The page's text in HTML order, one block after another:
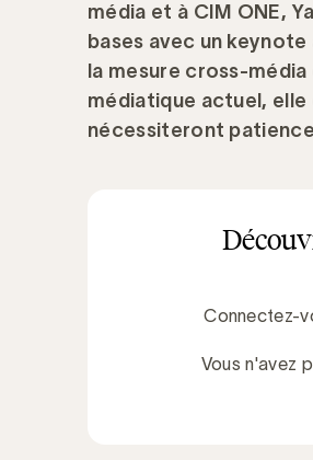
média et à CIM ONE,
bases avec un
la mesure cross-
médiatique actuel, elle
nécessiteront
Connectez-
Vous n'avez